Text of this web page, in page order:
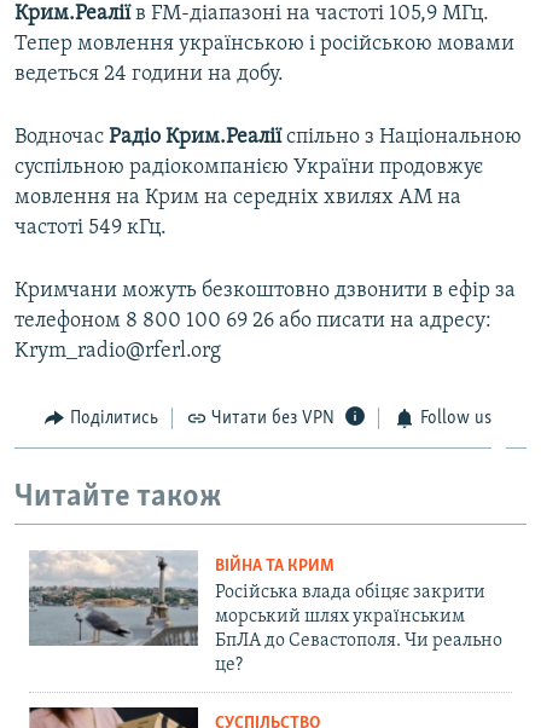
Крим.Реаліїв FM-діапазоні на частоті 105,9 МГц.
Тепер мовлення українською і російською мовами
ведеться 24 години на добу.
Водночас Радіо Крим.Реаліїспільно з Національною
суспільною радіокомпанією України продовжує
мовлення на Крим на середніх хвилях АМ на
частоті 549 кГц.
Кримчани можуть безкоштовно дзвонити в ефір за
телефоном 8 800 100 69 26 або писати на адресу:
Krym_radio@rferl.org
Поділитись Читати без VPN Follow us
Читайте також
ВІЙНА ТА КРИМ
Російська влада обіцяє закрити
морський шлях українським
БпЛА до Севастополя. Чи реально
це?
СУСПІЛЬСТВО